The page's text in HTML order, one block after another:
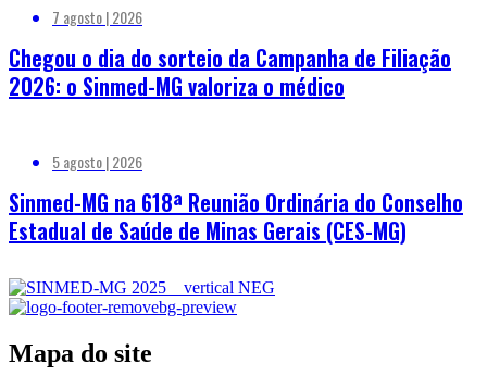
7 agosto | 2026
Chegou o dia do sorteio da Campanha de Filiação
2026: o Sinmed-MG valoriza o médico
5 agosto | 2026
Sinmed-MG na 618ª Reunião Ordinária do Conselho
Estadual de Saúde de Minas Gerais (CES-MG)
Mapa do site